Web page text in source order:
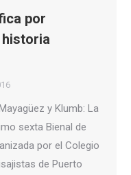
por
historia
y Klumb: La
sexta Bienal de
por el Colegio
de Puerto